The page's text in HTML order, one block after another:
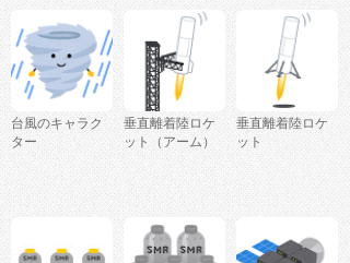
台風のキャラク
ター
垂直離着陸ロケ
ット（アーム）
垂直離着陸ロケ
ット